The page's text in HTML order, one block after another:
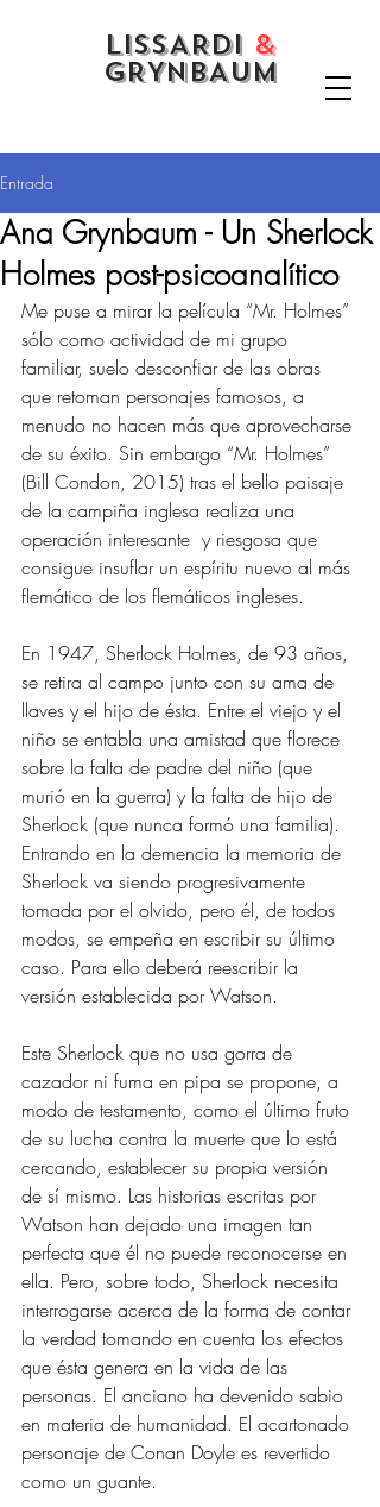
LISSARDI &
GRYNBAUM
Entrada
Ana Grynbaum - Un Sherlock
Holmes post-psicoanalítico
Me puse a mirar la película “Mr. Holmes”
sólo como actividad de mi grupo
familiar, suelo desconfiar de las obras
que retoman personajes famosos, a
menudo no hacen más que aprovecharse
de su éxito. Sin embargo “Mr. Holmes”
(Bill Condon, 2015) tras el bello paisaje
de la campiña inglesa realiza una
operación interesante  y riesgosa que
consigue insuflar un espíritu nuevo al más
flemático de los flemáticos ingleses.
En 1947, Sherlock Holmes, de 93 años,
se retira al campo junto con su ama de
llaves y el hijo de ésta. Entre el viejo y el
niño se entabla una amistad que florece
sobre la falta de padre del niño (que
murió en la guerra) y la falta de hijo de
Sherlock (que nunca formó una familia).
Entrando en la demencia la memoria de
Sherlock va siendo progresivamente
tomada por el olvido, pero él, de todos
modos, se empeña en escribir su último
caso. Para ello deberá reescribir la
versión establecida por Watson.
Este Sherlock que no usa gorra de
cazador ni fuma en pipa se propone, a
modo de testamento, como el último fruto
de su lucha contra la muerte que lo está
cercando, establecer su propia versión
de sí mismo. Las historias escritas por
Watson han dejado una imagen tan
perfecta que él no puede reconocerse en
ella. Pero, sobre todo, Sherlock necesita
interrogarse acerca de la forma de contar
la verdad tomando en cuenta los efectos
que ésta genera en la vida de las
personas. El anciano ha devenido sabio
en materia de humanidad. El acartonado
personaje de Conan Doyle es revertido
como un guante.